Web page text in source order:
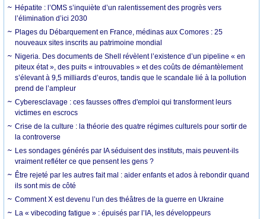
Hépatite : l’OMS s’inquiète d’un ralentissement des progrès vers
l’élimination d’ici 2030
Plages du Débarquement en France, médinas aux Comores : 25
nouveaux sites inscrits au patrimoine mondial
Nigeria. Des documents de Shell révèlent l’existence d’un pipeline « en
piteux état », des puits « introuvables » et des coûts de démantèlement
s’élevant à 9,5 milliards d’euros, tandis que le scandale lié à la pollution
prend de l’ampleur
Cyberesclavage : ces fausses offres d'emploi qui transforment leurs
victimes en escrocs
Crise de la culture : la théorie des quatre régimes culturels pour sortir de
la controverse
Les sondages générés par IA séduisent des instituts, mais peuvent-ils
vraiment refléter ce que pensent les gens ?
Être rejeté par les autres fait mal : aider enfants et ados à rebondir quand
ils sont mis de côté
Comment X est devenu l’un des théâtres de la guerre en Ukraine
La « vibecoding fatigue » : épuisés par l’IA, les développeurs